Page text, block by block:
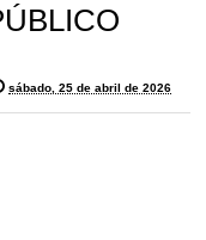
sábado, 25 de abril de 2026